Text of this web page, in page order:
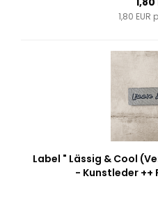
1,80 EUR
Label " Lässig & Cool
- Kunstleder ++